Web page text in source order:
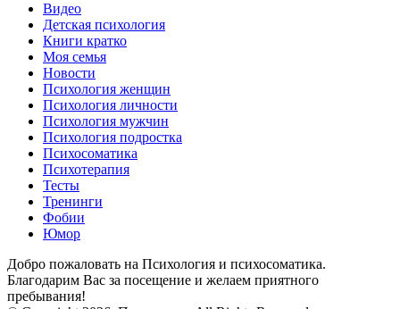
Видео
Детская психология
Книги кратко
Моя семья
Новости
Психология женщин
Психология личности
Психология мужчин
Психология подростка
Психосоматика
Психотерапия
Тесты
Тренинги
Фобии
Юмор
Добро пожаловать на Психология и психосоматика.
Благодарим Вас за посещение и желаем приятного
пребывания!